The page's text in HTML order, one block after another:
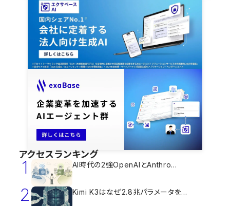
アクセスランキング
1 AI時代の2強OpenAIとAnthro...
2 Kimi K3はなぜ2.8兆パラメータを...